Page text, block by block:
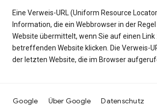
Eine Verweis-URL (Uniform Resource
Information, die ein Webbrowser in der
Website übermittelt, wenn Sie auf einen Link
betreffenden Website klicken. Die Verweis-
der letzten Website, die im Browser
Google Über Google Datenschutz